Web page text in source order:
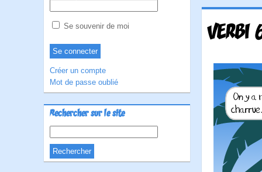
Se souvenir de moi
Créer un compte
Mot de passe oublié
Rechercher sur le site
VERBI